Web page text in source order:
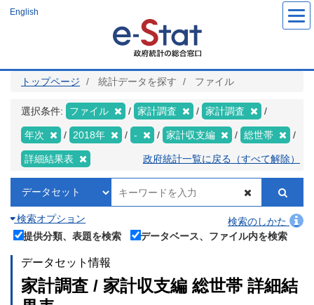
ツ
English
トップページ 統計データを探す ファイル
選択条件: ファイル 家計調査 家計調査
年次 2018年 - 家計収支編 総世帯
詳細結果表 政府統計一覧に戻る（すべて解除）
検索オプション
検索のしかた
提供分類、表題を検索
データベース、ファイル内を検索
データセット情報
家計調査 / 家計収支編 総世帯 詳細結